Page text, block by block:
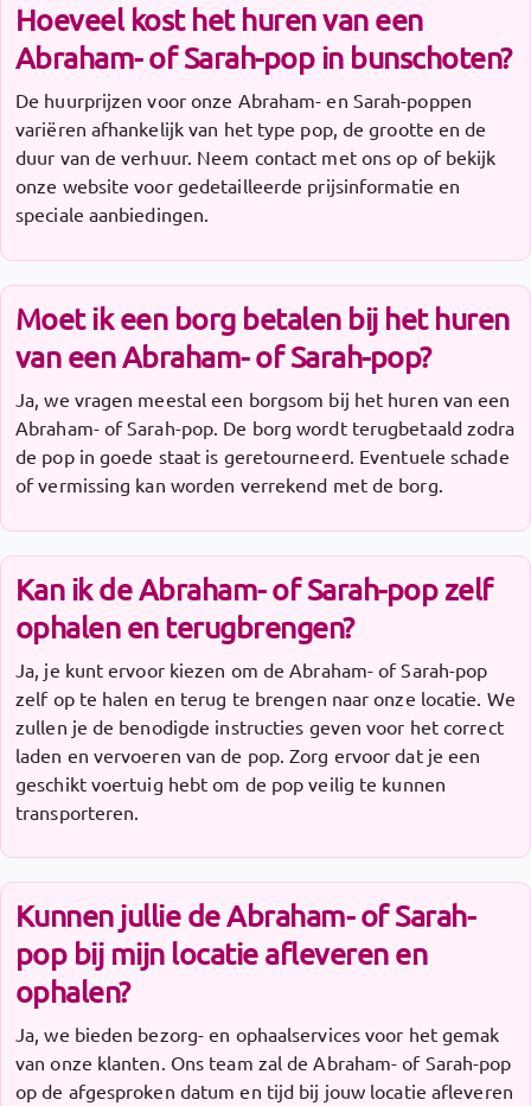
Hoeveel kost het huren van een
Abraham- of Sarah-pop in bunschoten?
De huurprijzen voor onze Abraham- en Sarah-poppen
variëren afhankelijk van het type pop, de grootte en de
duur van de verhuur. Neem contact met ons op of bekijk
onze website voor gedetailleerde prijsinformatie en
speciale aanbiedingen.
Moet ik een borg betalen bij het huren
van een Abraham- of Sarah-pop?
Ja, we vragen meestal een borgsom bij het huren van een
Abraham- of Sarah-pop. De borg wordt terugbetaald zodra
de pop in goede staat is geretourneerd. Eventuele schade
of vermissing kan worden verrekend met de borg.
Kan ik de Abraham- of Sarah-pop zelf
ophalen en terugbrengen?
Ja, je kunt ervoor kiezen om de Abraham- of Sarah-pop
zelf op te halen en terug te brengen naar onze locatie. We
zullen je de benodigde instructies geven voor het correct
laden en vervoeren van de pop. Zorg ervoor dat je een
geschikt voertuig hebt om de pop veilig te kunnen
transporteren.
Kunnen jullie de Abraham- of Sarah-
pop bij mijn locatie afleveren en
ophalen?
Ja, we bieden bezorg- en ophaalservices voor het gemak
van onze klanten. Ons team zal de Abraham- of Sarah-pop
op de afgesproken datum en tijd bij jouw locatie afleveren